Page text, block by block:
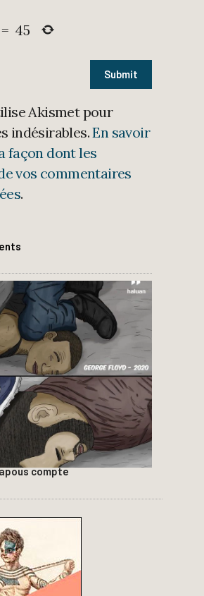
= 45
Akismet pour
indésirables.En savoir
façon dont les
vos commentaires
.
compte